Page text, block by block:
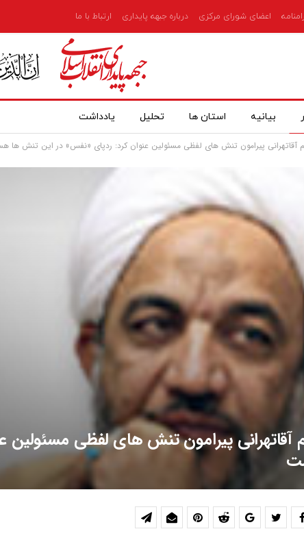
اعضای شورای مرکزی درباره جبهه پایداری ارتباط با ما
بیانیه استان ها تحلیل یادداشت
آقاتهرانی پیرامون تنش های لفظی مسئولین عنوان کرد: ردپای «نفس» در این تنش ها
پیرامون تنش های لفظی مسئولین